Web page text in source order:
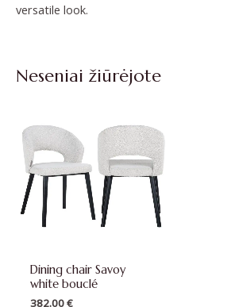
versatile look.
Neseniai žiūrėjote
Dining chair Savoy
white bouclé
382.00€